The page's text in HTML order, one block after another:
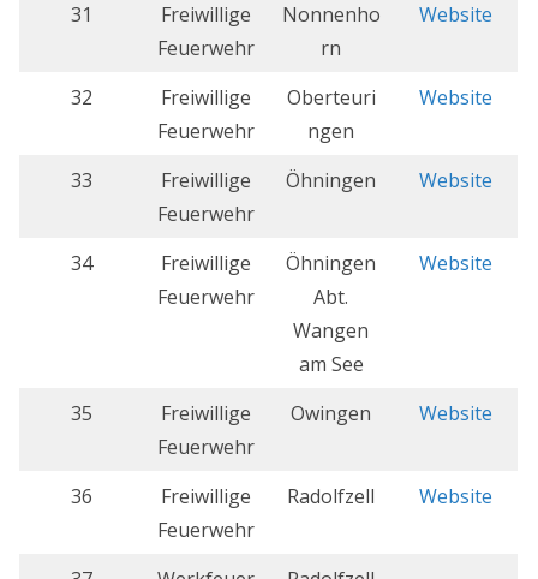
31
Freiwillige
Feuerwehr
Nonnenho
rn
Website
32
Freiwillige
Feuerwehr
Oberteuri
ngen
Website
33
Freiwillige
Feuerwehr
Öhningen Website
34
Freiwillige
Feuerwehr
Öhningen
Abt.
Wangen
am See
Website
35
Freiwillige
Feuerwehr
Owingen Website
36
Freiwillige
Feuerwehr
Radolfzell Website